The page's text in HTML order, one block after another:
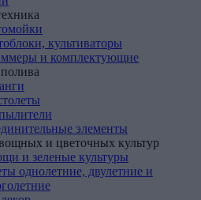
культиваторы
и комплектующие
полива
элементы
и цветочных культур
и зеленые культуры
однолетние, двулетние и